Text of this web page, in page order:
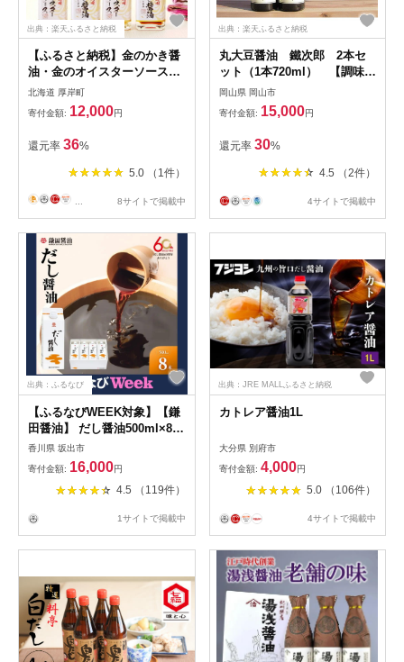
出典：楽天ふるさと納税
【ふるさと納税】金のかき醤
油・金のオイスターソース各
2本セット 調味料 牡蠣
北海道 厚岸町
寄付金額: 12,000円
還元率 36%
5.0 （1件）
8サイトで掲載中
出典：楽天ふるさと納税
丸大豆醤油 鐵次郎 2本セ
ット（1本720ml） 【調味料
醤油 濃口】
岡山県 岡山市
寄付金額: 15,000円
還元率 30%
4.5 （2件）
4サイトで掲載中
出典：ふるなび
【ふるなびWEEK対象】【鎌
田醤油】 だし醤油500ml×8本
入
香川県 坂出市
寄付金額: 16,000円
4.5 （119件）
1サイトで掲載中
出典：JRE MALLふるさと納税
カトレア醤油1L
大分県 別府市
寄付金額: 4,000円
5.0 （106件）
4サイトで掲載中